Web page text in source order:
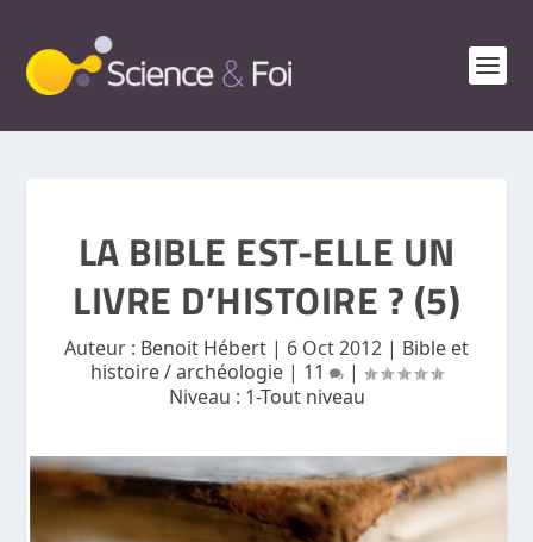
LA BIBLE EST-ELLE UN
LIVRE D’HISTOIRE ? (5)
Auteur : Benoit Hébert | 6 Oct 2012 | Bible et
histoire / archéologie | 11
|
Niveau : 1-Tout niveau